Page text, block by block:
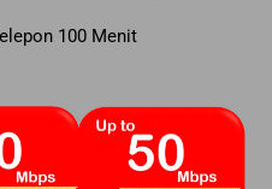
100 Menit